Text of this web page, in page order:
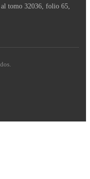
tomo 32036, folio 65,